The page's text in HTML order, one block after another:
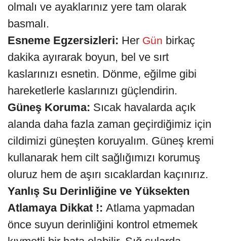
olmalı ve ayaklarınız yere tam olarak
basmalı.
Esneme Egzersizleri: Her Gün birkaç
dakika ayırarak boyun, bel ve sırt
kaslarınızı esnetin. Dönme, eğilme gibi
hareketlerle kaslarınızı güçlendirin.
Güneş Koruma: Sıcak havalarda açık
alanda daha fazla zaman geçirdiğimiz için
cildimizi güneşten koruyalım. Güneş kremi
kullanarak hem cilt sağlığımızı korumuş
oluruz hem de aşırı sıcaklardan kaçınırız.
Yanlış Su Derinliğine ve Yüksekten
Atlamaya Dikkat !: Atlama yapmadan
önce suyun derinliğini kontrol etmemek